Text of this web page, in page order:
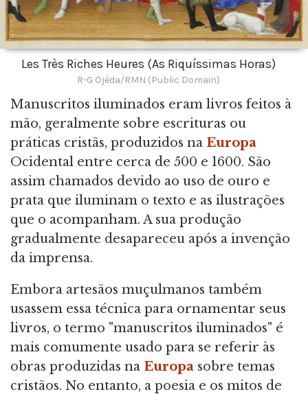
Les Très Riches Heures (As Riquíssimas Horas)
R-G Ojéda/RMN (Public Domain)
Manuscritos iluminados eram livros feitos à
mão, geralmente sobre escrituras ou
práticas cristãs, produzidos na Europa
Ocidental entre cerca de 500 e 1600. São
assim chamados devido ao uso de ouro e
prata que iluminam o texto e as ilustrações
que o acompanham. A sua produção
gradualmente desapareceu após a invenção
da imprensa.
Embora artesãos muçulmanos também
usassem essa técnica para ornamentar seus
livros, o termo "manuscritos iluminados" é
mais comumente usado para se referir às
obras produzidas na Europa sobre temas
cristãos. No entanto, a poesia e os mitos de